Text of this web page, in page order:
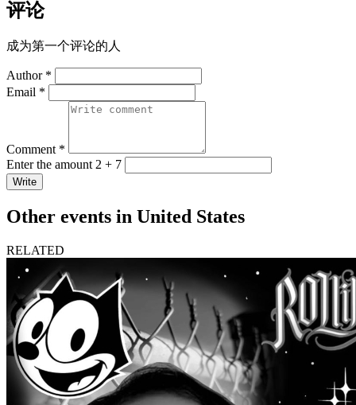
评论
成为第一个评论的人
Author *
Email *
Comment *
Enter the amount 2 + 7
Write
Other events in United States
RELATED